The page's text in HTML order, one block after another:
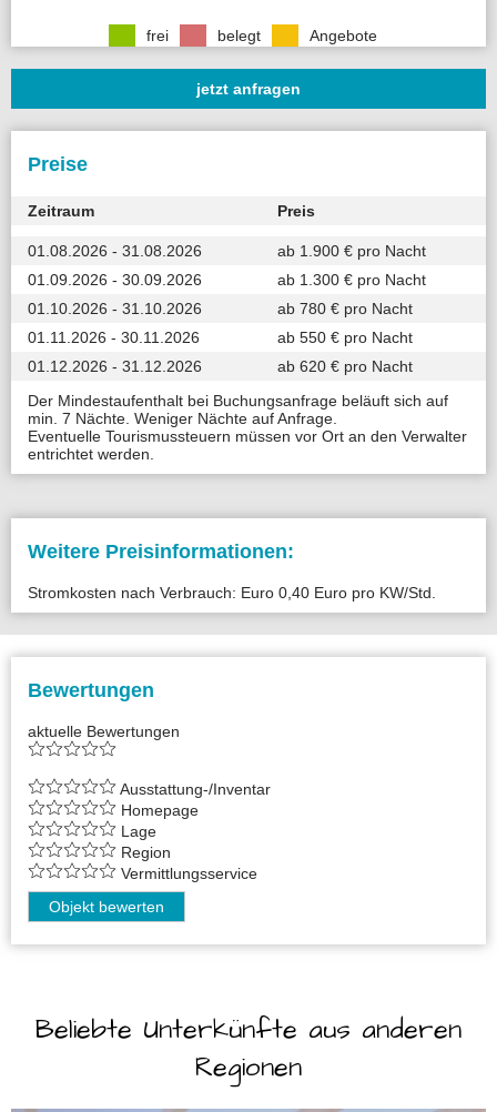
frei belegt Angebote
jetzt anfragen
Preise
Zeitraum Preis
01.08.2026 - 31.08.2026
ab 1.900 € pro Nacht
01.09.2026 - 30.09.2026
ab 1.300 € pro Nacht
01.10.2026 - 31.10.2026
ab 780 € pro Nacht
01.11.2026 - 30.11.2026
ab 550 € pro Nacht
01.12.2026 - 31.12.2026
ab 620 € pro Nacht
Der Mindestaufenthalt bei Buchungsanfrage beläuft sich auf
min. 7 Nächte. Weniger Nächte auf Anfrage.
Eventuelle Tourismussteuern müssen vor Ort an den Verwalter
entrichtet werden.
Weitere Preisinformationen:
Stromkosten nach Verbrauch: Euro 0,40 Euro pro KW/Std.
Bewertungen
aktuelle Bewertungen
Ausstattung-/Inventar
Homepage
Lage
Region
Vermittlungsservice
Objekt bewerten
Beliebte Unterkünfte aus anderen
Regionen